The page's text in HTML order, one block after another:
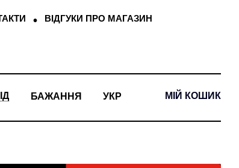
ВІДГУКИ ПРО МАГАЗИН
БАЖАННЯ УКР МІЙ КОШИК